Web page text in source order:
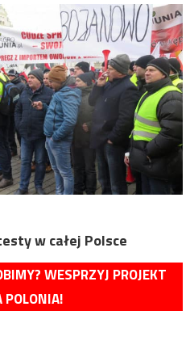
w całej Polsce
WESPRZYJ PROJEKT
POLONIA!